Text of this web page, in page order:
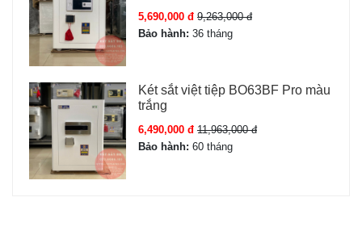
5,690,000 đ 9,263,000 đ
Bảo hành: 36 tháng
Két sắt việt tiệp BO63BF Pro màu
trắng
6,490,000 đ 11,963,000 đ
Bảo hành: 60 tháng